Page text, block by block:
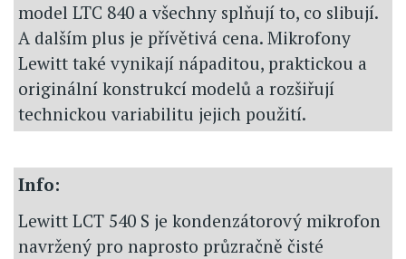
model LTC 840 a všechny splňují to, co slibují.
A dalším plus je přívětivá cena. Mikrofony
Lewitt také vynikají nápaditou, praktickou a
originální konstrukcí modelů a rozšiřují
technickou variabilitu jejich použití.
Info:
Lewitt LCT 540 S je kondenzátorový mikrofon
navržený pro naprosto průzračně čisté